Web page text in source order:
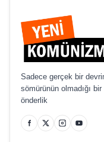
Sadece gerçek bir
sömürünün olmadığı
önderlik